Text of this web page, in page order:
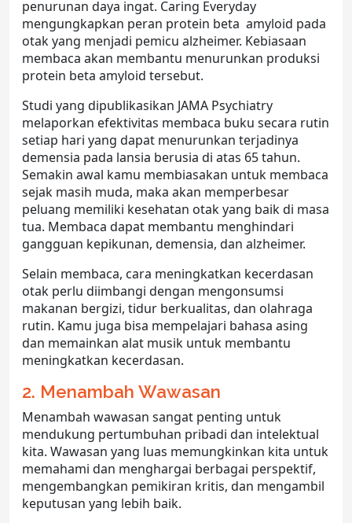
penurunan daya ingat. Caring Everyday
mengungkapkan peran protein beta amyloid pada
otak yang menjadi pemicu alzheimer. Kebiasaan
membaca akan membantu menurunkan produksi
protein beta amyloid tersebut.
Studi yang dipublikasikan JAMA Psychiatry
melaporkan efektivitas membaca buku secara rutin
setiap hari yang dapat menurunkan terjadinya
demensia pada lansia berusia di atas 65 tahun.
Semakin awal kamu membiasakan untuk membaca
sejak masih muda, maka akan memperbesar
peluang memiliki kesehatan otak yang baik di masa
tua. Membaca dapat membantu menghindari
gangguan kepikunan, demensia, dan alzheimer.
Selain membaca, cara meningkatkan kecerdasan
otak perlu diimbangi dengan mengonsumsi
makanan bergizi, tidur berkualitas, dan olahraga
rutin. Kamu juga bisa mempelajari bahasa asing
dan memainkan alat musik untuk membantu
meningkatkan kecerdasan.
2. Menambah Wawasan
Menambah wawasan sangat penting untuk
mendukung pertumbuhan pribadi dan intelektual
kita. Wawasan yang luas memungkinkan kita untuk
memahami dan menghargai berbagai perspektif,
mengembangkan pemikiran kritis, dan mengambil
keputusan yang lebih baik.